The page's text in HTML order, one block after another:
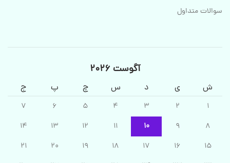
سوالات متداول
آگوست 2026
ش ی د س چ پ ج
1
2
3
4
5
6
7
8
9
10
11
12
13
14
15
16
17
18
19
20
21